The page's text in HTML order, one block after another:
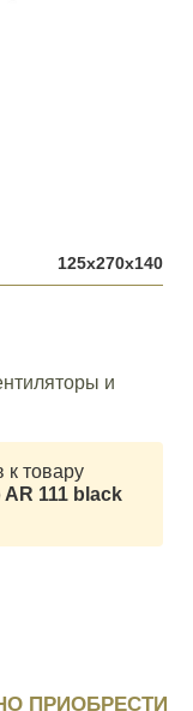
125x270x140
и
к товару
111 black
ПРИОБРЕСТИ